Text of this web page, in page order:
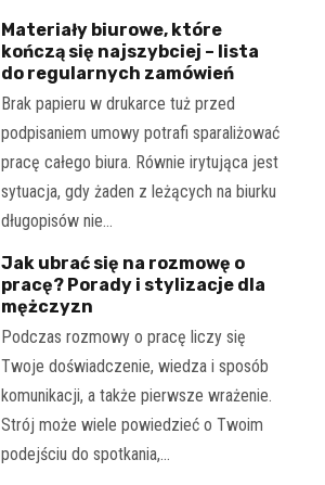
Materiały biurowe, które
kończą się najszybciej – lista
do regularnych zamówień
Brak papieru w drukarce tuż przed
podpisaniem umowy potrafi sparaliżować
pracę całego biura. Równie irytująca jest
sytuacja, gdy żaden z leżących na biurku
długopisów nie…
Jak ubrać się na rozmowę o
pracę? Porady i stylizacje dla
mężczyzn
Podczas rozmowy o pracę liczy się
Twoje doświadczenie, wiedza i sposób
komunikacji, a także pierwsze wrażenie.
Strój może wiele powiedzieć o Twoim
podejściu do spotkania,…